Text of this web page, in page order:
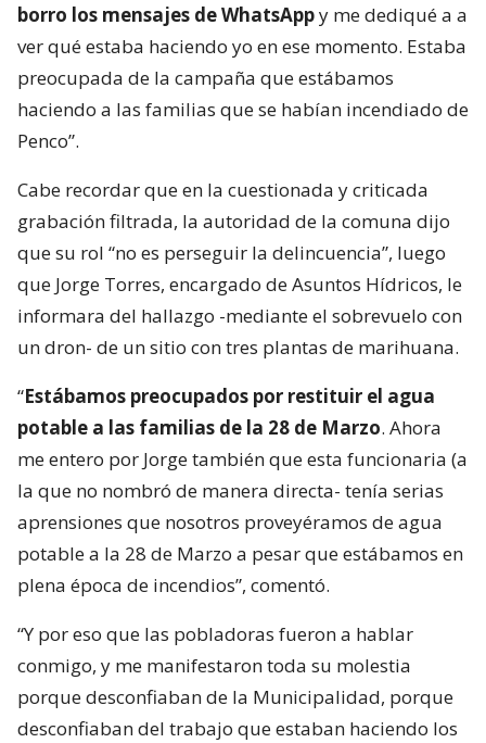
borro los mensajes de WhatsAppy me dediqué a a
ver qué estaba haciendo yo en ese momento. Estaba
preocupada de la campaña que estábamos
haciendo a las familias que se habían incendiado de
Penco”.
Cabe recordar que en la cuestionada y criticada
grabación filtrada, la autoridad de la comuna dijo
que su rol “no es perseguir la delincuencia”, luego
que Jorge Torres, encargado de Asuntos Hídricos, le
informara del hallazgo -mediante el sobrevuelo con
un dron- de un sitio con tres plantas de marihuana.
“Estábamos preocupados por restituir el agua
potable a las familias de la 28 de Marzo. Ahora
me entero por Jorge también que esta funcionaria (a
la que no nombró de manera directa- tenía serias
aprensiones que nosotros proveyéramos de agua
potable a la 28 de Marzo a pesar que estábamos en
plena época de incendios”, comentó.
“Y por eso que las pobladoras fueron a hablar
conmigo, y me manifestaron toda su molestia
porque desconfiaban de la Municipalidad, porque
desconfiaban del trabajo que estaban haciendo los